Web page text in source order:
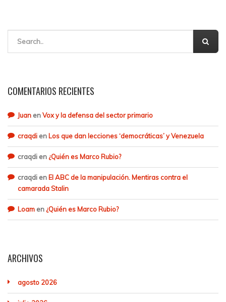
COMENTARIOS RECIENTES
Juan enVox y la defensa del sector primario
craqdi en Los que dan lecciones ‘democráticas’ y Venezuela
craqdi en ¿Quién es Marco Rubio?
craqdi en El ABC de la manipulación. Mentiras contra el
camarada Stalin
Loam en ¿Quién es Marco Rubio?
ARCHIVOS
agosto 2026